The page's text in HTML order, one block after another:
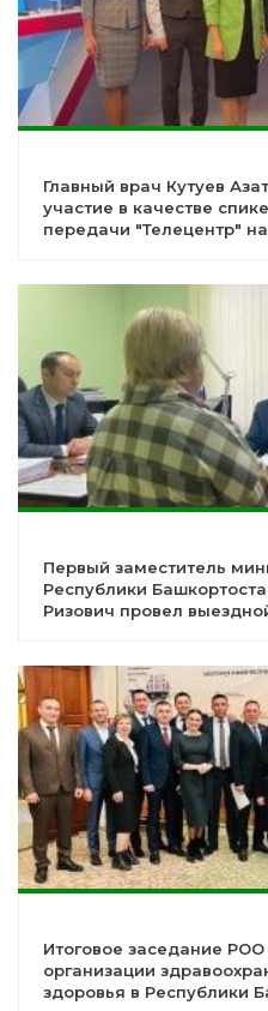
Главный врач Кутуев
участие в качестве
передачи "Телецентр"
Первый заместитель
Республики
Ризович провел
Итоговое заседание
организации
здоровья в Республики